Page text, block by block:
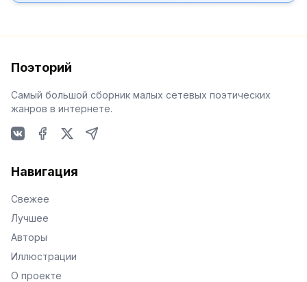
Поэторий
Самый большой сборник малых сетевых поэтических
жанров в интернете.
Навигация
Свежее
Лучшее
Авторы
Иллюстрации
О проекте